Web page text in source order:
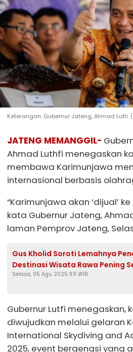
Keterangan: Gubernur Jateng, Ahmad
JATENG MEMANGGIL-
Ahmad Luthfi menegaskan
membawa Karimunjawa
internasional berbasis
“Karimunjawa akan ‘dijual’
kata Gubernur Jateng,
laman Pemprov Jateng,
Gus Kholid Soroti Lemahnya
Destinasi Wisata Rawa Pening
Selasa, 05 Agu 2025 11:11 WIB
Gubernur Lutfi menegaskan,
diwujudkan melalui gelaran
International Skydiving and
2025, event bergengsi yang